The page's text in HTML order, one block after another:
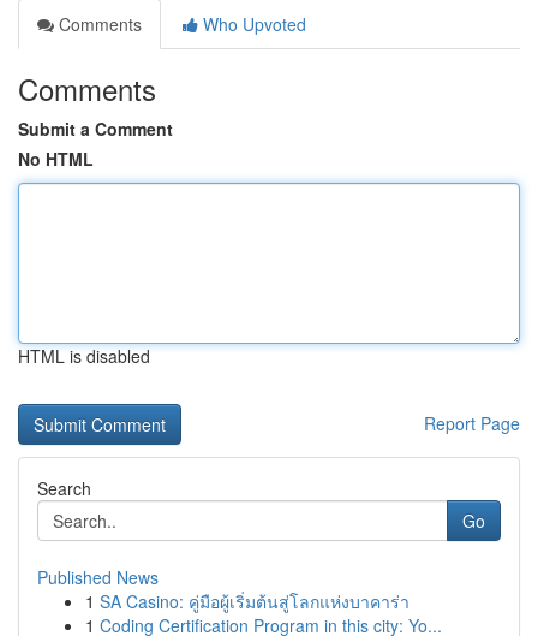
Comments
Who Upvoted
Comments
Submit a Comment
No HTML
HTML is disabled
Report Page
Search
Go
Published News
1 SA Casino: คู่มือผู้เริ่มต้นสู่โลกแห่งบาคาร่า
1 Coding Certification Program in this city: Yo...